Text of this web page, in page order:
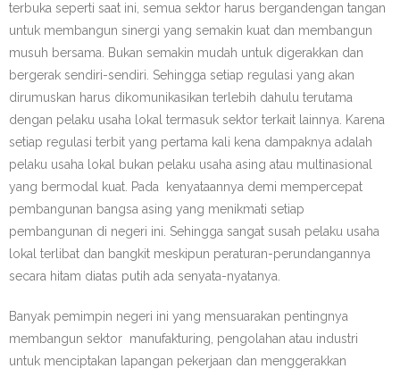
terbuka seperti saat ini, semua sektor harus bergandengan tangan
untuk membangun sinergi yang semakin kuat dan membangun
musuh bersama. Bukan semakin mudah untuk digerakkan dan
bergerak sendiri-sendiri. Sehingga setiap regulasi yang akan
dirumuskan harus dikomunikasikan terlebih dahulu terutama
dengan pelaku usaha lokal termasuk sektor terkait lainnya. Karena
setiap regulasi terbit yang pertama kali kena dampaknya adalah
pelaku usaha lokal bukan pelaku usaha asing atau multinasional
yang bermodal kuat. Pada kenyataannya demi mempercepat
pembangunan bangsa asing yang menikmati setiap
pembangunan di negeri ini. Sehingga sangat susah pelaku usaha
lokal terlibat dan bangkit meskipun peraturan-perundangannya
secara hitam diatas putih ada senyata-nyatanya.
Banyak pemimpin negeri ini yang mensuarakan pentingnya
membangun sektor manufakturing, pengolahan atau industri
untuk menciptakan lapangan pekerjaan dan menggerakkan